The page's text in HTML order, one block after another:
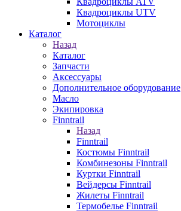
Квадроциклы UTV
Мотоциклы
Каталог
Назад
Каталог
Запчасти
Аксессуары
Дополнительное оборудование
Масло
Экипировка
Finntrail
Назад
Finntrail
Костюмы Finntrail
Комбинезоны Finntrail
Куртки Finntrail
Вейдерсы Finntrail
Жилеты Finntrail
Термобелье Finntrail